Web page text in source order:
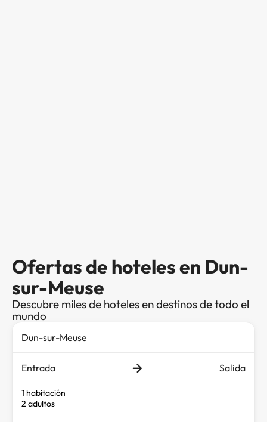
Ofertas de hoteles en Dun-
sur-Meuse
Descubre miles de hoteles en destinos de todo el
mundo
Entrada Salida
1 habitación
2 adultos